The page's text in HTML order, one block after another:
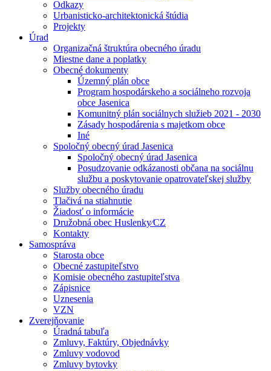
Odkazy
Urbanisticko-architektonická štúdia
Projekty
Úrad
Organizačná štruktúra obecného úradu
Miestne dane a poplatky
Obecné dokumenty
Územný plán obce
Program hospodárskeho a sociálneho rozvoja
obce Jasenica
Komunitný plán sociálnych služieb 2021 - 2030
Zásady hospodárenia s majetkom obce
Iné
Spoločný obecný úrad Jasenica
Spoločný obecný úrad Jasenica
Posudzovanie odkázanosti občana na sociálnu
službu a poskytovanie opatrovateľskej služby
Služby obecného úradu
Tlačivá na stiahnutie
Žiadosť o informácie
Družobná obec Huslenky⁄CZ
Kontakty
Samospráva
Starosta obce
Obecné zastupiteľstvo
Komisie obecného zastupiteľstva
Zápisnice
Uznesenia
VZN
Zverejňovanie
Úradná tabuľa
Zmluvy, Faktúry, Objednávky
Zmluvy vodovod
Zmluvy bytovky